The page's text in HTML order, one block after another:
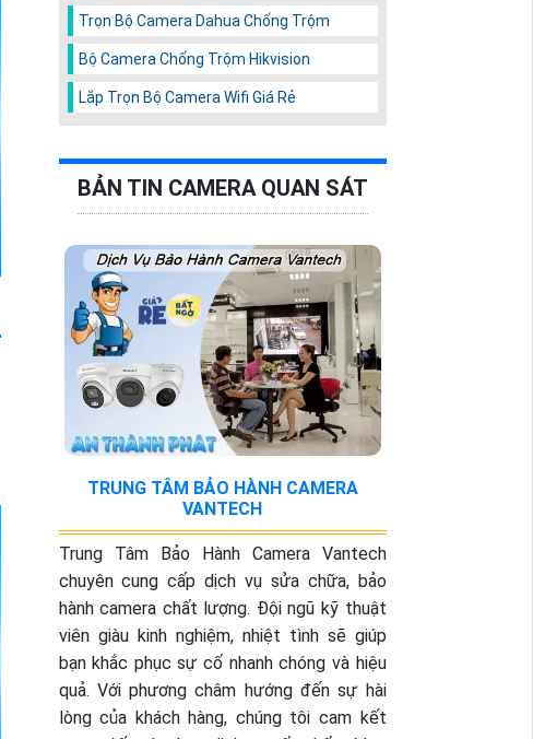
Trọn Bộ Camera Dahua Chống Trộm
Bộ Camera Chống Trộm Hikvision
Lắp Trọn Bộ Camera Wifi Giá Rẻ
BẢN TIN CAMERA QUAN SÁT
TRUNG TÂM BẢO HÀNH CAMERA
VANTECH
Trung Tâm Bảo Hành Camera Vantech
chuyên cung cấp dịch vụ sửa chữa, bảo
hành camera chất lượng. Đội ngũ kỹ thuật
viên giàu kinh nghiệm, nhiệt tình sẽ giúp
bạn khắc phục sự cố nhanh chóng và hiệu
quả. Với phương châm hướng đến sự hài
lòng của khách hàng, chúng tôi cam kết